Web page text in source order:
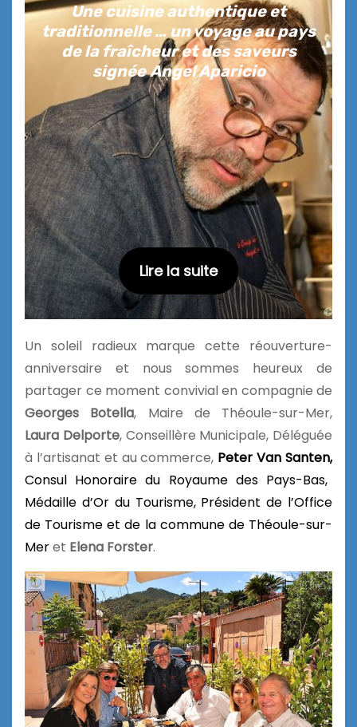
Une cuisine authentique et
traditionnelle … un voyage au pays
de la fraîcheur et des saveurs
signée Angel Aparicio
Lire la suite
Un soleil radieux marque cette réouverture-
anniversaire et nous sommes heureux de
partager ce moment convivial en compagnie de
Georges Botella, Maire de Théoule-sur-Mer,
Laura Delporte, Conseillère Municipale, Déléguée
à l’artisanat et au commerce, Peter Van Santen,
Consul Honoraire du Royaume des Pays-Bas,
Médaille d’Or du Tourisme, Président de l’Office
de Tourisme et de la commune de Théoule-sur-
Meret Elena Forster.